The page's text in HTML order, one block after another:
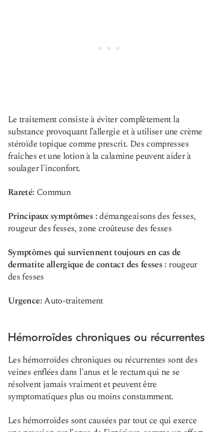
Le traitement consiste à éviter complètement la
substance provoquant l’allergie et à utiliser une crème
stéroïde topique comme prescrit. Des compresses
fraîches et une lotion à la calamine peuvent aider à
soulager l'inconfort.
Rareté: Commun
Principaux symptômes :démangeaisons des fesses,
rougeur des fesses, zone croûteuse des fesses
Symptômes qui surviennent toujours en cas de
dermatite allergique de contact des fesses : rougeur
des fesses
Urgence:Auto-traitement
Hémorroïdes chroniques ou récurrentes
Les hémorroïdes chroniques ou récurrentes sont des
veines enflées dans l'anus et le rectum qui ne se
résolvent jamais vraiment et peuvent être
symptomatiques plus ou moins constamment.
Les hémorroïdes sont causées par tout ce qui exerce